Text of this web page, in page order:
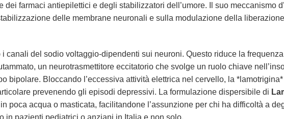
farmaci antiepilettici e degli stabilizzatori dell’umore. Il suo meccanismo
delle membrane neuronali e sulla modulazione della
canali del sodio voltaggio-dipendenti sui neuroni. Questo riduce la
un neurotrasmettitore eccitatorio che svolge un ruolo chiave
bipolare. Bloccando l’eccessiva attività elettrica nel cervello, la
prevenendo gli episodi depressivi. La formulazione dispersibile di
poca acqua o masticata, facilitandone l’assunzione per chi ha difficoltà a
in pazienti pediatrici o anziani in Italia e non solo.